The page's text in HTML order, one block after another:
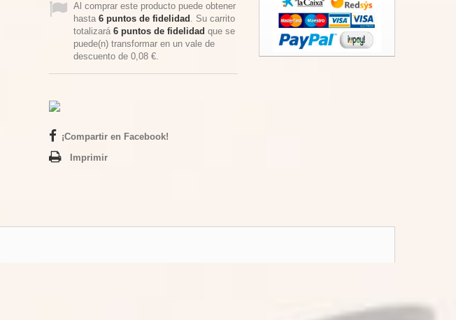
Al comprar este producto puede obtener
hasta 6 puntos de fidelidad . Su carrito
totalizará 6 puntos de fidelidad que se
puede(n) transformar en un vale de
descuento de 0,08 €.
¡Compartir en Facebook!
Imprimir